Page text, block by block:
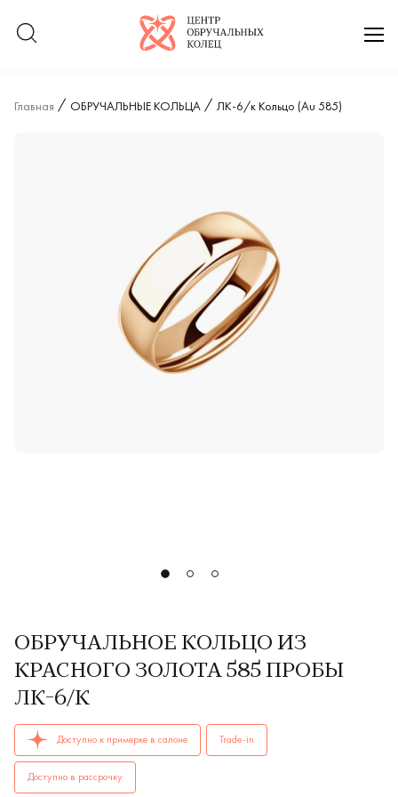
Логотип компании
Главная ОБРУЧАЛЬНЫЕ КОЛЬЦА ЛК-6/к Кольцо (Au 585)
ОБРУЧАЛЬНОЕ КОЛЬЦО ИЗ
КРАСНОГО ЗОЛОТА 585 ПРОБЫ
ЛК-6/К
ОБРУЧАЛЬНЫЕ КОЛЬЦА женские, мужские, парные ЛК-6/к
Доступно к примерке в салоне Trade-in
Доступно в рассрочку